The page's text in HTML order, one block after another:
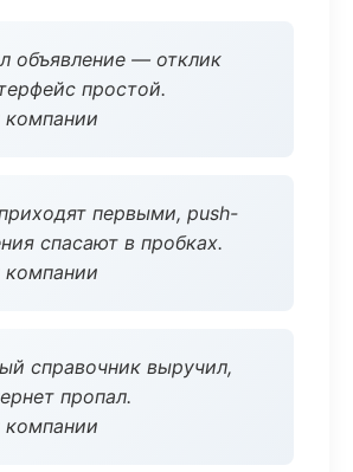
объявление — отклик
простой.
первыми, push-
спасают в пробках.
справочник выручил,
пропал.